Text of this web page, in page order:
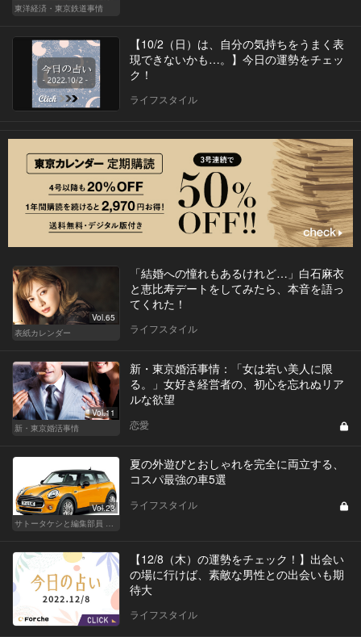
東洋経済・東京鉄道事情
【10/2（日）は、自分の気持ちをうまく表
現できないかも…。】今日の運勢をチェッ
ク！
ライフスタイル
Vol.65
表紙カレンダー
「結婚への憧れもあるけれど…」白石麻衣
と恵比寿デートをしてみたら、本音を語っ
てくれた！
ライフスタイル
Vol.11
新・東京婚活事情
新・東京婚活事情：「女は若い美人に限
る。」女好き経営者の、初心を忘れぬリア
ルな欲望
恋愛
Vol.23
サトータケシと編集部員 船山の"CAR GENTSへの道"
夏の外遊びとおしゃれを完全に両立する、
コスパ最強の車5選
ライフスタイル
【12/8（木）の運勢をチェック！】出会い
の場に行けば、素敵な男性との出会いも期
待大
ライフスタイル